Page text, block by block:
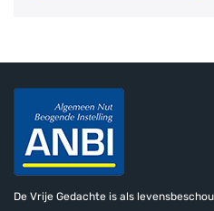
De Vrije Gedachte is als